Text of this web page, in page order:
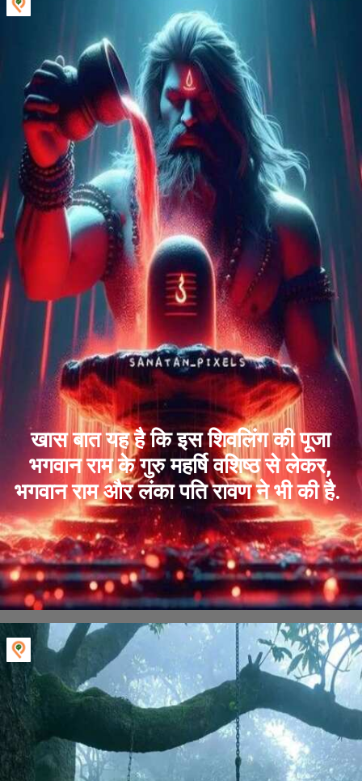
खास बात यह है कि इस शिवलिंग की पूजा
भगवान राम के गुरु महर्षि वशिष्ठ से लेकर,
भगवान राम और लंका पति रावण ने भी की है.